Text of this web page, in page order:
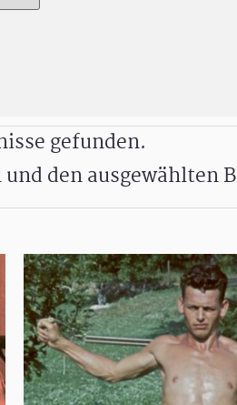
gefunden.
den ausgewählten